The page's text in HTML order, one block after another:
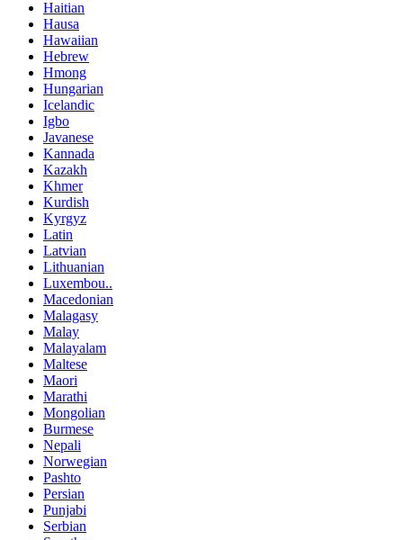
Haitian
Hausa
Hawaiian
Hebrew
Hmong
Hungarian
Icelandic
Igbo
Javanese
Kannada
Kazakh
Khmer
Kurdish
Kyrgyz
Latin
Latvian
Lithuanian
Luxembou..
Macedonian
Malagasy
Malay
Malayalam
Maltese
Maori
Marathi
Mongolian
Burmese
Nepali
Norwegian
Pashto
Persian
Punjabi
Serbian